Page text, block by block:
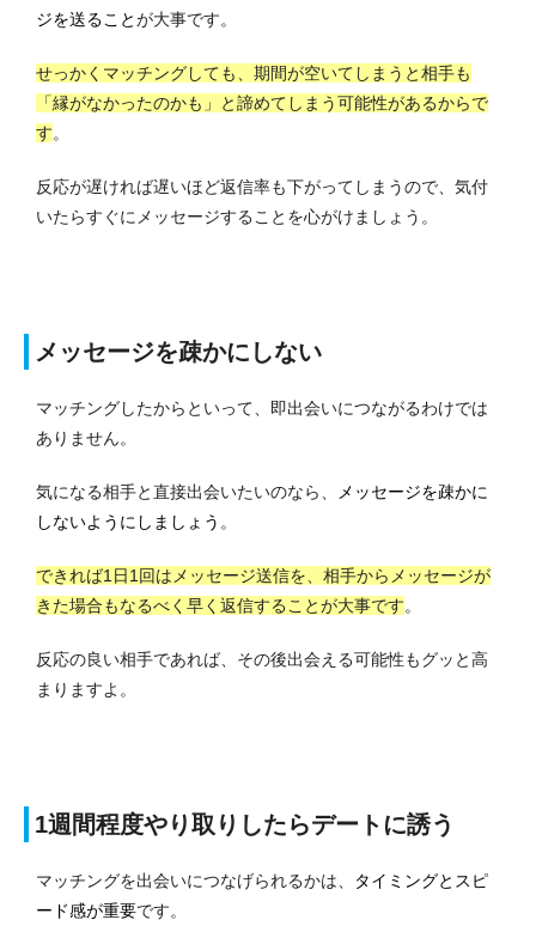
ジを送ることが大事です。
せっかくマッチングしても、期間が空いてしまうと相手も
「縁がなかったのかも」と諦めてしまう可能性があるからで
す。
反応が遅ければ遅いほど返信率も下がってしまうので、気付
いたらすぐにメッセージすることを心がけましょう。
メッセージを疎かにしない
マッチングしたからといって、即出会いにつながるわけでは
ありません。
気になる相手と直接出会いたいのなら、
メッセージを疎かに
しないようにしましょう 。
できれば1日1回はメッセージ送信を、相手からメッセージが
きた場合もなるべく早く返信することが大事です。
反応の良い相手であれば、その後出会える可能性もグッと高
まりますよ。
1週間程度やり取りしたらデートに誘う
マッチングを出会いにつなげられるかは、
タイミングとスピ
ード感が重要です。